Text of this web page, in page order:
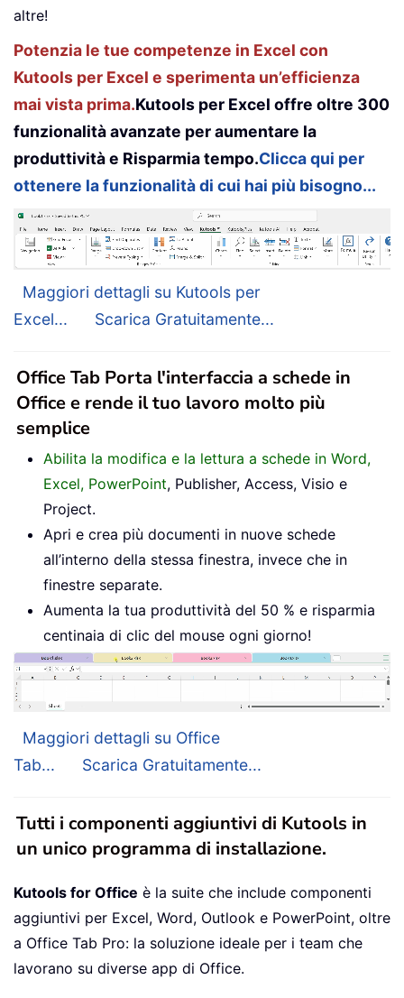
altre!
Potenzia le tue competenze in Excel con
Kutools per Excel e sperimenta un’efficienza
mai vista prima.Kutools per Excel offre oltre 300
funzionalità avanzate per aumentare la
produttività e Risparmia tempo.Clicca qui per
ottenere la funzionalità di cui hai più bisogno...
Maggiori dettagli su Kutools per
Excel...
Scarica Gratuitamente...
Office Tab Porta l'interfaccia a schede in
Office e rende il tuo lavoro molto più
semplice
Abilita la modifica e la lettura a schede in Word,
Excel, PowerPoint, Publisher, Access, Visio e
Project.
Apri e crea più documenti in nuove schede
all’interno della stessa finestra, invece che in
finestre separate.
Aumenta la tua produttività del 50 % e risparmia
centinaia di clic del mouse ogni giorno!
Maggiori dettagli su Office
Tab...
Scarica Gratuitamente...
Tutti i componenti aggiuntivi di Kutools in
un unico programma di installazione.
Kutools for Office è la suite che include componenti
aggiuntivi per Excel, Word, Outlook e PowerPoint, oltre
a Office Tab Pro: la soluzione ideale per i team che
lavorano su diverse app di Office.